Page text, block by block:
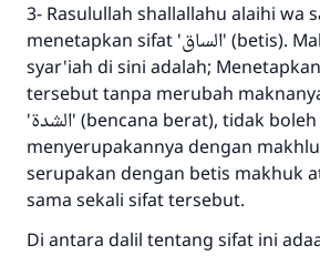
3- Rasulullah shallallahu alaihi wa
menetapkan sifat 'الساق' (betis). Maka kaidah
syar'iah di sini adalah;
tersebut tanpa merubah
'الشدة' (bencana berat), tidak boleh
menyerupakannya dengan
serupakan dengan betis makhuk
sama sekali sifat tersebut.
Di antara dalil tentang sifat ini